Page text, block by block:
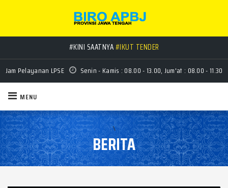
#KINI SAATNYA#IKUT TENDER
Jam Pelayanan LPSE Senin - Kamis : 08.00 - 13.00, Jum'at : 08.00 - 11.30
MENU
\
BERITA